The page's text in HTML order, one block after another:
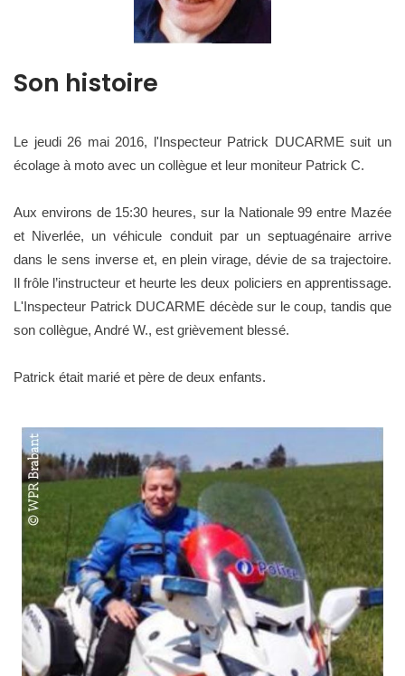
Son histoire
Le jeudi 26 mai 2016, l'Inspecteur Patrick DUCARME suit un
écolage à moto avec un collègue et leur moniteur Patrick C.
Aux environs de 15:30 heures, sur la Nationale 99 entre Mazée
et Niverlée, un véhicule conduit par un septuagénaire arrive
dans le sens inverse et, en plein virage, dévie de sa trajectoire.
Il frôle l’instructeur et heurte les deux policiers en apprentissage.
L'Inspecteur Patrick DUCARME décède sur le coup, tandis que
son collègue, André W., est grièvement blessé.
Patrick était marié et père de deux enfants.